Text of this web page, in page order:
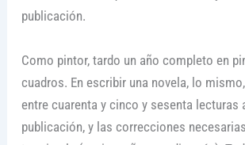
publicación.
Como pintor, tardo un año completo en
cuadros. En escribir una novela, lo
entre cuarenta y cinco y sesenta lecturas
publicación, y las correcciones